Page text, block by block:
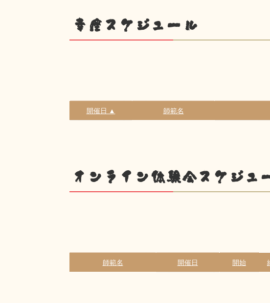
幸座スケジュール
開催日 ▲ 師範名
オンライン体験会スケジュ
師範名 開催日 開始